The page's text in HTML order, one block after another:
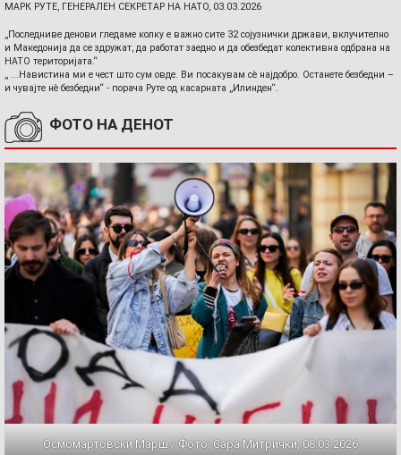
МАРК РУТЕ, ГЕНЕРАЛЕН СЕКРЕТАР НА НАТО, 03.03.2026
„Последниве денови гледаме колку е важно сите 32 сојузнички држави, вклучително
и Македонија да се здружат, да работат заедно и да обезбедат колективна одбрана на
НАТО територијата.“
„ ...Навистина ми е чест што сум овде. Ви посакувам сè најдобро. Останете безбедни –
и чувајте нè безбедни“ - порача Руте од касарната „Илинден“.
ФОТО НА ДЕНОТ
Осмомартовски Марш / Фото: Сара Митрички, 08.03.2026